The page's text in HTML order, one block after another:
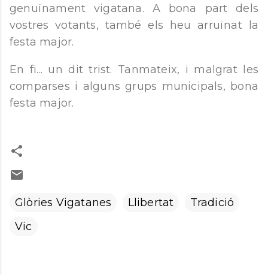
genuïnament vigatana. A bona part dels
vostres votants, també els heu arruïnat la
festa major.
En fi... un dit trist. Tanmateix, i malgrat les
comparses i alguns grups municipals, bona
festa major.
Glòries Vigatanes Llibertat
Tradició
Vic